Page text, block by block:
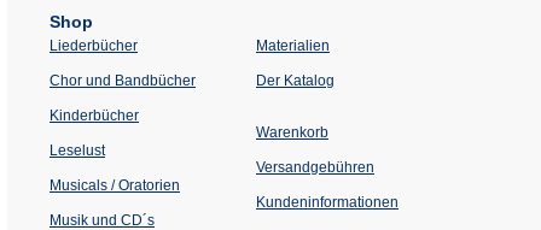
Shop
Liederbücher
Chor und Bandbücher
Kinderbücher
Leselust
Musicals / Oratorien
Musik und CD´s
Materialien
Der Katalog
Warenkorb
Versandgebühren
Kundeninformationen